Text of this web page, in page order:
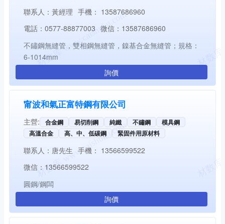
聯系人： 黃經理 手機： 13587686960
電話： 0577-88877003 微信： 13587686960
不鏽鋼無縫管，雙相鋼無縫管，鎳基合金無縫管；規格：
6-1014mm
詢價
甯波和氣正富特鋼有限公司
主營: 合金鋼 易切削鋼 純鐵 不鏽鋼
模具鋼
高溫合金
高、中、低碳鋼 緊固件用原材料
聯系人： 唐先生 手機： 13566599522
微信： 13566599522
圓鋼/鋼闆
詢價